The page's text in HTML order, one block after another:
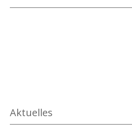
Aktuelles